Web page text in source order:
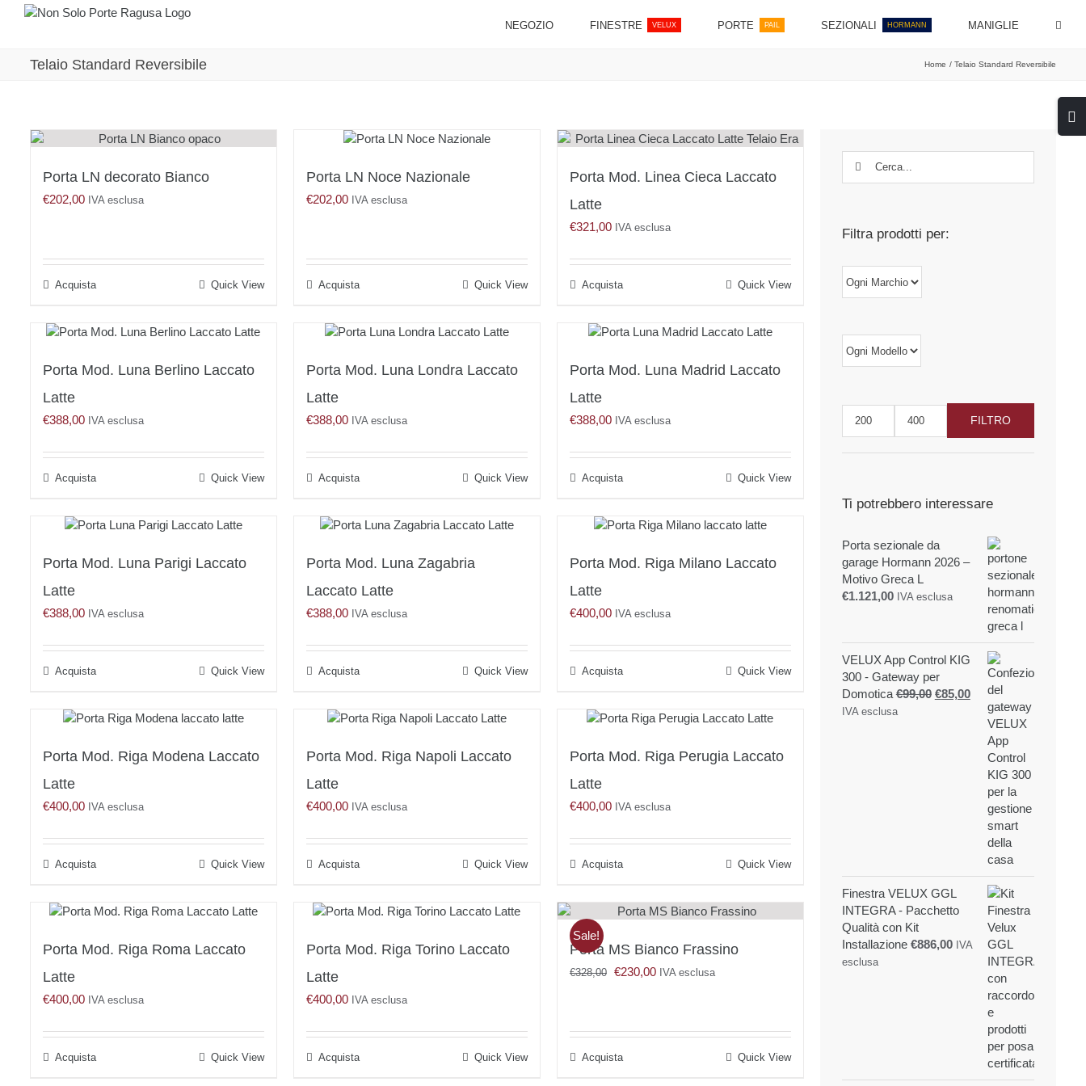
Salta
NEGOZIO FINESTRE VELUX PORTE PAIL SEZIONALI HORMANN MANIGLIE
Telaio Standard Reversibile Home Telaio Standard Reversibile
Porta LN decorato Bianco
€202,00 IVA esclusa
Acquista Quick View
Porta LN Noce Nazionale
€202,00 IVA esclusa
Acquista Quick View
Porta Mod. Linea Cieca Laccato
Latte
€321,00 IVA esclusa
Acquista Quick View
Porta Mod. Luna Berlino Laccato
Latte
€388,00 IVA esclusa
Acquista Quick View
Porta Mod. Luna Londra Laccato
Latte
€388,00 IVA esclusa
Acquista Quick View
Porta Mod. Luna Madrid Laccato
Latte
€388,00 IVA esclusa
Acquista Quick View
Porta Mod. Luna Parigi Laccato
Latte
€388,00 IVA esclusa
Acquista Quick View
Porta Mod. Luna Zagabria
Laccato Latte
€388,00 IVA esclusa
Acquista Quick View
Porta Mod. Riga Milano Laccato
Latte
€400,00 IVA esclusa
Acquista Quick View
Porta Mod. Riga Modena Laccato
Latte
€400,00 IVA esclusa
Acquista Quick View
Porta Mod. Riga Napoli Laccato
Latte
€400,00 IVA esclusa
Acquista Quick View
Porta Mod. Riga Perugia Laccato
Latte
€400,00 IVA esclusa
Acquista Quick View
Porta Mod. Riga Roma Laccato
Latte
€400,00 IVA esclusa
Acquista Quick View
Porta Mod. Riga Torino Laccato
Latte
€400,00 IVA esclusa
Acquista Quick View
Sale!
Porta MS Bianco Frassino
€328,00
Il
€328,00.
€230,00Il
€230,00.
IVA esclusa
Acquista Quick View
Filtra prodotti per:
Prezzo
Prezzo
FILTRO
Ti potrebbero interessare
Porta sezionale da
garage Hormann 2026 –
Motivo Greca L
€1.121,00 IVA esclusa
VELUX App Control KIG
300 - Gateway per
Domotica €99,00 Il
€85,00Il
prezzo
attuale
€85,00.
IVA esclusa
Finestra VELUX GGL
INTEGRA - Pacchetto
Qualità con Kit
Installazione €886,00 IVA
esclusa
area
barra